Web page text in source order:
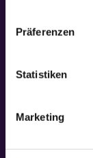
Präferenzen
Statistiken
Marketing